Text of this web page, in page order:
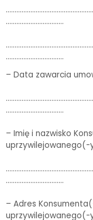
……………………………
……………………………
– Data zawarcia
……………………………
– Imię i nazwisko
uprzywilejowanego(-
……………………………
– Adres
uprzywilejowanego(-